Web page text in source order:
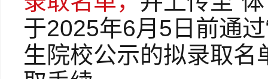
于2025年6月5日前通
生院校公示的拟录取名